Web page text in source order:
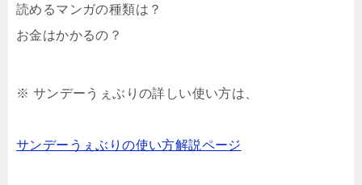
読めるマンガの種類は？
お金はかかるの？
※ サンデーうぇぶりの詳しい使い方は、
サンデーうぇぶりの使い方解説ページ